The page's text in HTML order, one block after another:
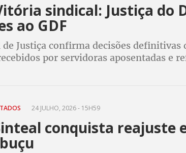
sindical: Justiça do
ao GDF
Justiça confirma decisões definitivas
por servidoras aposentadas e
24 JULHO, 2026 - 15H59
conquista reajuste